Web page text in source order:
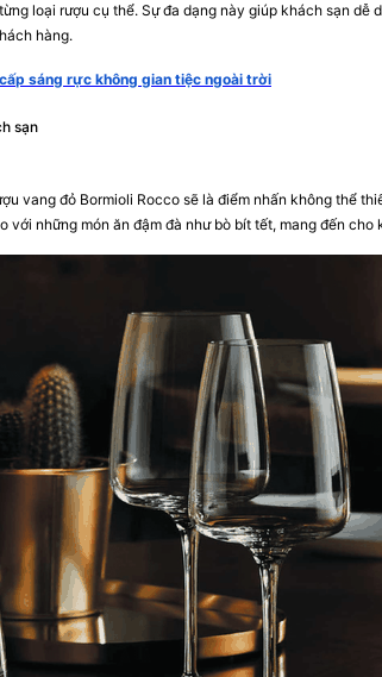
loại rượu cụ thể. Sự đa dạng này giúp khách sạn
hàng.
sáng rực không gian tiệc ngoài trời
sạn
vang đỏ Bormioli Rocco sẽ là điểm nhấn không thể
với những món ăn đậm đà như bò bít tết, mang đến